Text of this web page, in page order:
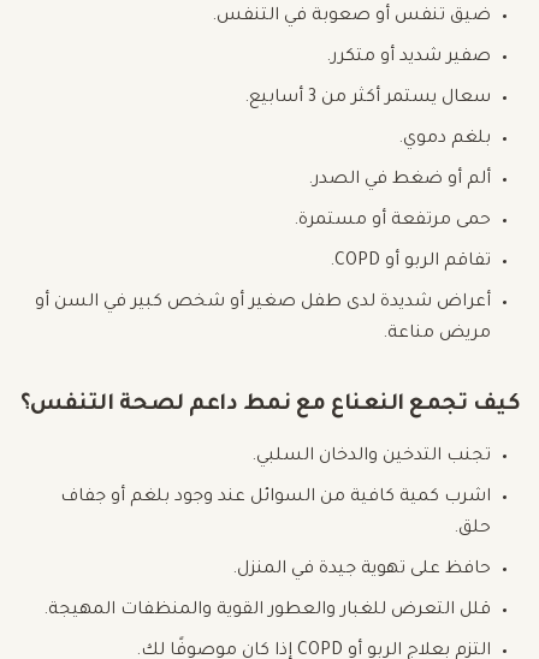
ضيق تنفس أو صعوبة في التنفس.
صفير شديد أو متكرر.
سعال يستمر أكثر من 3 أسابيع.
بلغم دموي.
ألم أو ضغط في الصدر.
حمى مرتفعة أو مستمرة.
تفاقم الربو أو COPD.
أعراض شديدة لدى طفل صغير أو شخص كبير في السن أو
مريض مناعة.
كيف تجمع النعناع مع نمط داعم لصحة التنفس؟
تجنب التدخين والدخان السلبي.
اشرب كمية كافية من السوائل عند وجود بلغم أو جفاف
حلق.
حافظ على تهوية جيدة في المنزل.
قلل التعرض للغبار والعطور القوية والمنظفات المهيجة.
التزم بعلاج الربو أو COPD إذا كان موصوفًا لك.